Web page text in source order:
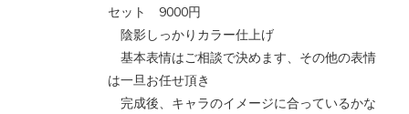
セット 9000円
陰影しっかりカラー仕上げ
基本表情はご相談で決めます、その他の表情
は一旦お任せ頂き
完成後、キャラのイメージに合っているかな